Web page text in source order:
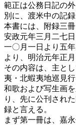
範正は公務日記の
別に、渡米中の記
本書には、附録三
安政元年三月二七
一〇月一日より五
より、明治元年正月
その内容は、主と
夷・北蝦夷地巡見
和歌および写生画
り、先に公刊され
録と言える。
まず第一冊は、嘉